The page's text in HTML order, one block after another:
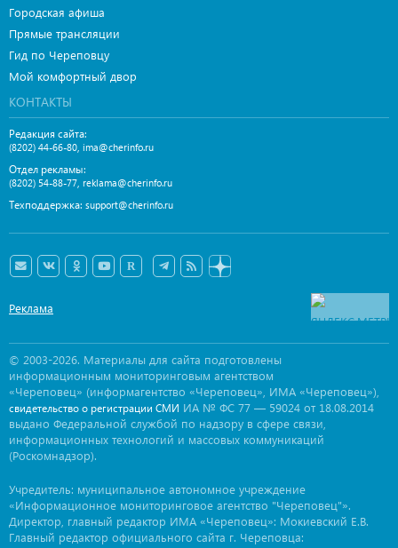
Городская афиша
Прямые трансляции
Гид по Череповцу
Мой комфортный двор
КОНТАКТЫ
Редакция сайта:
(8202) 44-66-80 ima@cherinfo.ru
Отдел рекламы:
(8202) 54-88-77 reklama@cherinfo.ru
Техподдержка: support@cherinfo.ru
Реклама
© 2003-2026. Материалы для сайта подготовлены
информационным мониторинговым агентством
«Череповец» (информагентство «Череповец», ИМА «Череповец»),
свидетельство о регистрации СМИ ИА № ФС 77 — 59024 от 18.08.2014
выдано Федеральной службой по надзору в сфере связи,
информационных технологий и массовых коммуникаций
(Роскомнадзор).
Учредитель: муниципальное автономное учреждение
«Информационное мониторинговое агентство "Череповец"».
Директор, главный редактор ИМА «Череповец»: Мокиевский Е.В.
Главный редактор официального сайта г. Череповца: